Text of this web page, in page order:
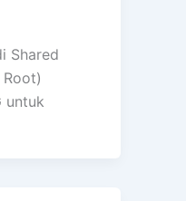
Shared
Root)
untuk